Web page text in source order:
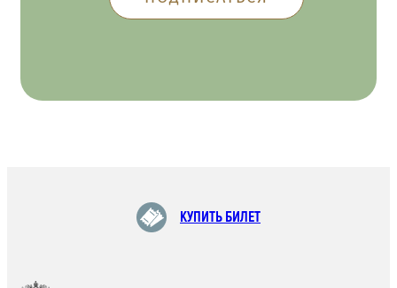
КУПИТЬ БИЛЕТ